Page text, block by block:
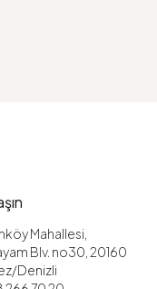
Mahallesi,
Blv. no30, 20160
Denizli